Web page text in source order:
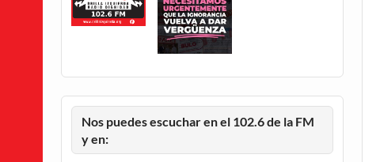
Nos puedes escuchar en el 102.6 de la FM
y en: